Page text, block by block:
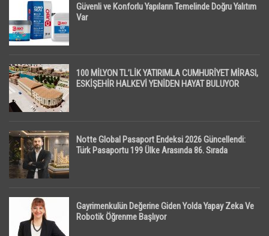
Güvenli ve Konforlu Yapıların Temelinde Doğru Yalıtım
Var
100 MİLYON TL’LİK YATIRIMLA CUMHURİYET MİRASI,
ESKİŞEHİR HALKEVİ YENİDEN HAYAT BULUYOR
Notte Global Pasaport Endeksi 2026 Güncellendi:
Türk Pasaportu 199 Ülke Arasında 86. Sırada
Gayrimenkulün Değerine Giden Yolda Yapay Zeka Ve
Robotik Öğrenme Başlıyor